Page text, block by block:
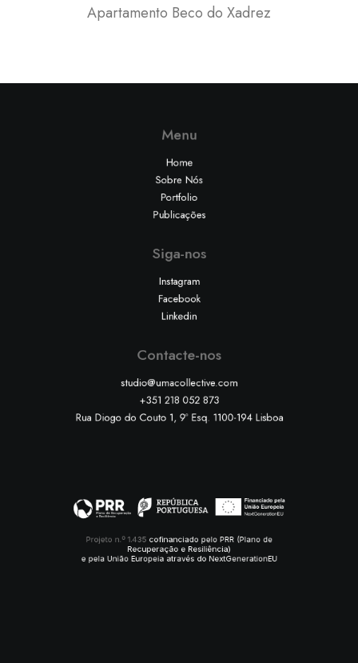
Apartamento Beco do Xadrez
Menu
Home
Sobre Nós
Portfolio
Publicações
Siga-nos
Instagram
Facebook
Linkedin
Contacte-nos
studio@umacollective.com
+351 218 052 873
Rua Diogo do Couto 1, 9º Esq. 1100-194 Lisboa
Projeto n.º 1.435 cofinanciado pelo PRR (Plano de
Recuperação e Resiliência)
e pela União Europeia através do NextGenerationEU